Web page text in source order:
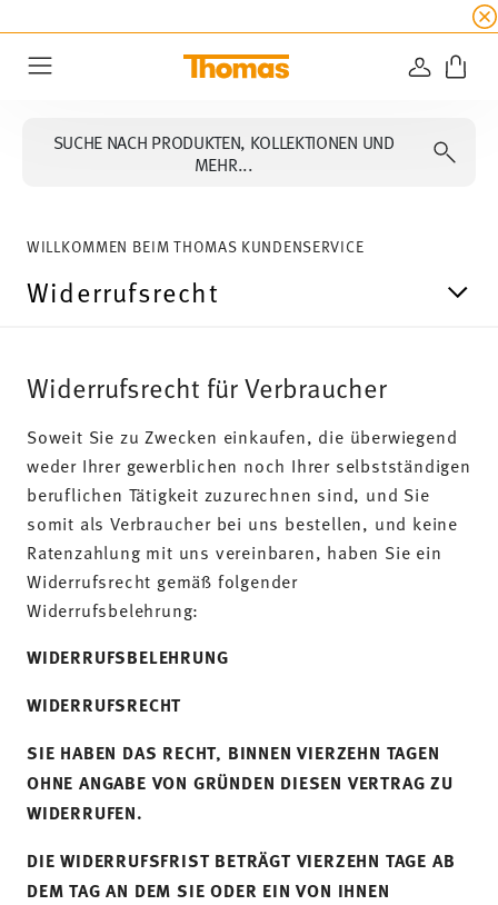
Bis
SUCHE NACH PRODUKTEN, KOLLEKTIONEN UND
MEHR...
WILLKOMMEN BEIM THOMAS KUNDENSERVICE
Widerrufsrecht
Widerrufsrecht für Verbraucher
Soweit Sie zu Zwecken einkaufen, die überwiegend
weder Ihrer gewerblichen noch Ihrer selbstständigen
beruflichen Tätigkeit zuzurechnen sind, und Sie
somit als Verbraucher bei uns bestellen, und keine
Ratenzahlung mit uns vereinbaren, haben Sie ein
Widerrufsrecht gemäß folgender
Widerrufsbelehrung:
WIDERRUFSBELEHRUNG
WIDERRUFSRECHT
SIE HABEN DAS RECHT, BINNEN VIERZEHN TAGEN
OHNE ANGABE VON GRÜNDEN DIESEN VERTRAG ZU
WIDERRUFEN.
DIE WIDERRUFSFRIST BETRÄGT VIERZEHN TAGE AB
DEM TAG AN DEM SIE ODER EIN VON IHNEN